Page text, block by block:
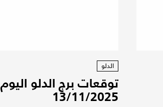
الدلو
توقعات برج الدلو اليوم
13/11/2025